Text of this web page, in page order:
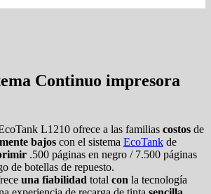
Continuo impresora
L1210 ofrece a las familias costos de
bajos con el sistema EcoTank de
.500 páginas en negro / 7.500 páginas
de botellas de repuesto.
una fiabilidad total con la tecnología